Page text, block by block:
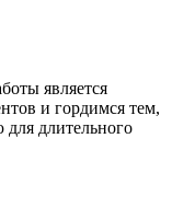
является
и гордимся тем,
длительного